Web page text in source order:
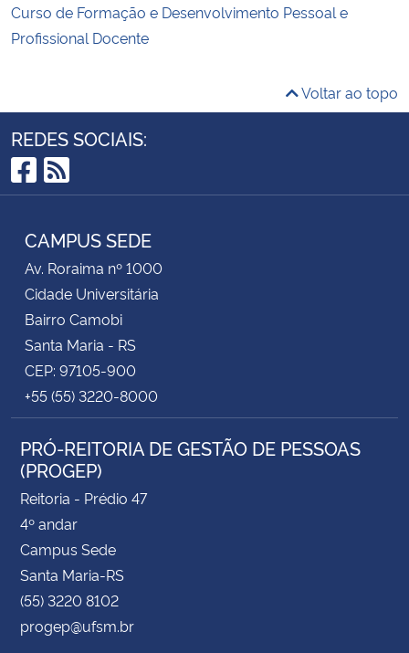
Curso de Formação e Desenvolvimento Pessoal e
Profissional Docente
Voltar ao topo
REDES SOCIAIS:
Facebook
RSS
CAMPUS SEDE
Av. Roraima nº 1000
Cidade Universitária
Bairro Camobi
Santa Maria - RS
CEP: 97105-900
+55 (55) 3220-8000
PRÓ-REITORIA DE GESTÃO DE PESSOAS
(PROGEP)
Reitoria - Prédio 47
4º andar
Campus Sede
Santa Maria-RS
(55) 3220 8102
progep@ufsm.br